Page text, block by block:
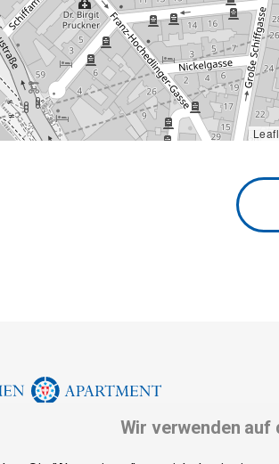
Wir verwenden auf